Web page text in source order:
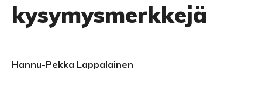
kysymysmerkkejä
Hannu-Pekka Lappalainen